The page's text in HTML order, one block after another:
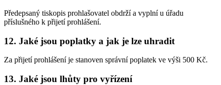
Předepsaný tiskopis prohlašovatel obdrží a vyplní u úřadu
příslušného k přijetí prohlášení.
12. Jaké jsou poplatky a jak je lze uhradit
Za přijetí prohlášení je stanoven správní poplatek ve výši 500 Kč.
13. Jaké jsou lhůty pro vyřízení